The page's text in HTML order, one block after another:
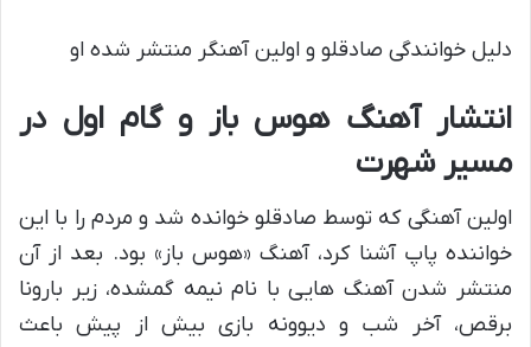
دلیل خوانندگی صادقلو و اولین آهنگر منتشر شده او
انتشار آهنگ هوس باز و گام اول در
مسیر شهرت
اولین آهنگی که توسط صادقلو خوانده شد و مردم را با این
خواننده پاپ آشنا کرد، آهنگ «هوس باز» بود. بعد از آن
منتشر شدن آهنگ هایی با نام نیمه گمشده، زیر بارونا
برقص، آخر شب و دیوونه بازی بیش از پیش باعث